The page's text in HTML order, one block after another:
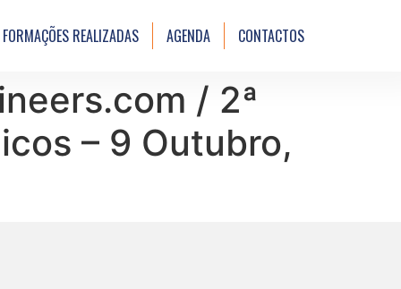
FORMAÇÕES REALIZADAS AGENDA CONTACTOS
/ 2ª
– 9 Outubro,